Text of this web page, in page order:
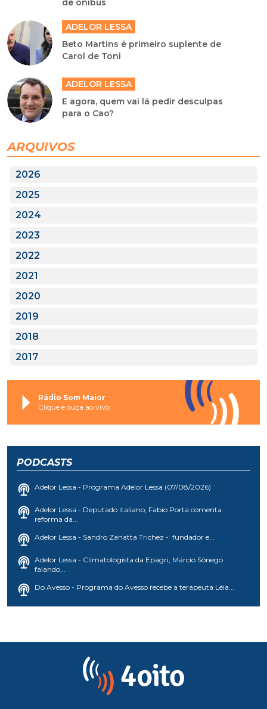
de ônibus
ADELOR LESSA
Beto Martins é primeiro suplente de
Carol de Toni
ADELOR LESSA
E agora, quem vai lá pedir desculpas
para o Cao?
ARQUIVOS
2026
2025
2024
2023
2022
2021
2020
2019
2018
2017
Rádio Som Maior
Clique e ouça ao vivo
PODCASTS
Adelor Lessa - Programa Adelor Lessa (07/08/2026)
Adelor Lessa - Deputado italiano, Fabio Porta comenta
reforma da...
Adelor Lessa - Sandro Zanatta Trichez - fundador e...
Adelor Lessa - Climatologista da Epagri, Márcio Sônego
falando...
Do Avesso - Programa do Avesso recebe a terapeuta Léia...